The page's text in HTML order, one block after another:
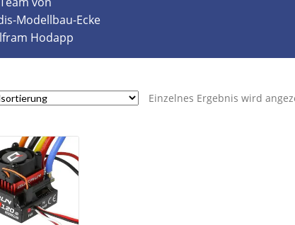
Modellbau-Ecke
Hodapp
Einzelnes Ergebnis wird